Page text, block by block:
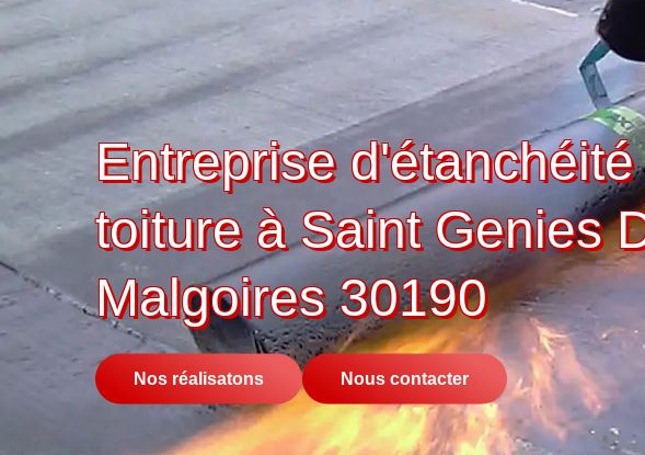
Entreprise
toiture à Saint Genies
Malgoires 30190
Nos réalisatons Nous contacter